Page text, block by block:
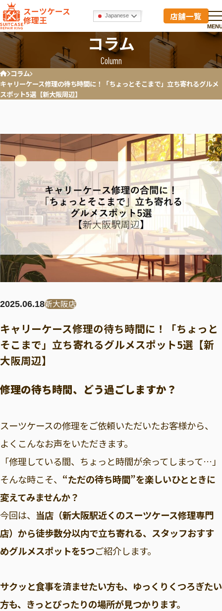
スーツケース
修理王 Japanese 店舗一覧
コラム
Column
ホームコラム
キャリーケース修理の待ち時間に！「ちょっとそこまで」立ち寄れるグルメ
スポット5選【新大阪周辺】
2025.06.18新大阪店
キャリーケース修理の待ち時間に！「ちょっと
そこまで」立ち寄れるグルメスポット5選【新
大阪周辺】
修理の待ち時間、どう過ごしますか？
スーツケースの修理をご依頼いただいたお客様から、
よくこんなお声をいただきます。
「修理している間、ちょっと時間が余ってしまって…」
そんな時こそ、 “ただの待ち時間”を楽しいひとときに
変えてみませんか？
今回は、 当店（新大阪駅近くのスーツケース修理専門
店）から徒歩数分以内で立ち寄れる、スタッフおすす
めグルメスポットを5つご紹介します。
サクッと食事を済ませたい方も、ゆっくりくつろぎたい
方も、きっとぴったりの場所が見つかります。